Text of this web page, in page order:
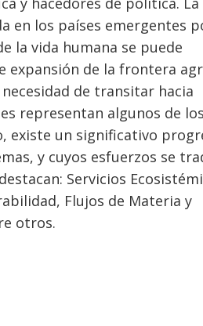
en los países emergentes
la vida humana se puede
expansión de la frontera
de transitar hacia
representan algunos de
existe un significativo
y cuyos esfuerzos se
Servicios
Flujos de Materia y
otros.